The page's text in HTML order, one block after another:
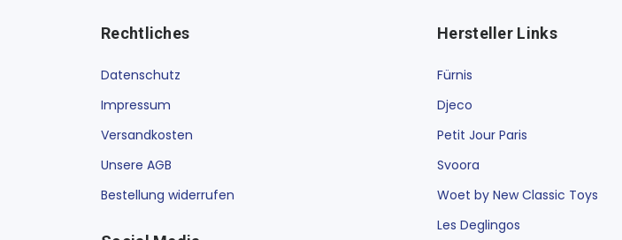
Rechtliches
Datenschutz
Impressum
Versandkosten
Unsere AGB
Bestellung widerrufen
Hersteller Links
Fürnis
Djeco
Petit Jour Paris
Svoora
Woet by New Classic Toys
Les Deglingos